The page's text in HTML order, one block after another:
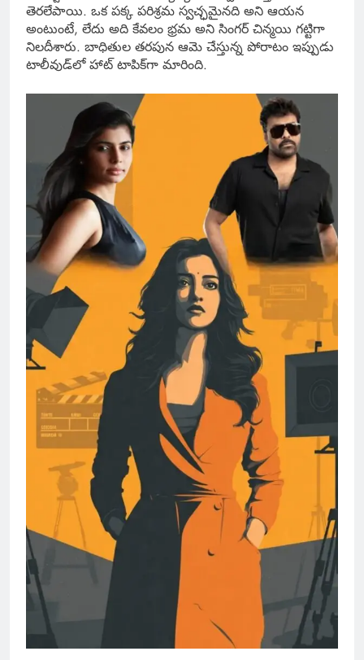
తెరలేపాయి. ఒక పక్క పరిశ్రమ స్వచ్ఛమైనది అని ఆయన
అంటుంటే, లేదు అది కేవలం భ్రమ అని సింగర్ చిన్మయి గట్టిగా
నిలదీశారు. బాధితుల తరపున ఆమె చేస్తున్న పోరాటం ఇప్పుడు
టాలీవుడ్‌లో హాట్ టాపిక్‌గా మారింది.